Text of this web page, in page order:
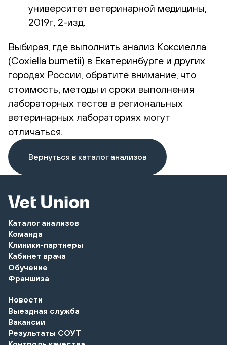
университет ветеринарной медицины,
2019г, 2-изд.
Выбирая, где выполнить анализ Коксиелла
(Coxiella burnetii) в Екатеринбурге и других
городах России, обратите внимание, что
стоимость, методы и сроки выполнения
лабораторных тестов в региональных
ветеринарных лабораториях могут
отличаться.
Вернуться в каталог анализов
Каталог анализов
Команда
Клиники-партнеры
Кабинет врача
Обучение
Франшиза
Новости
Выездная служба
Вакансии
Результаты СОУТ